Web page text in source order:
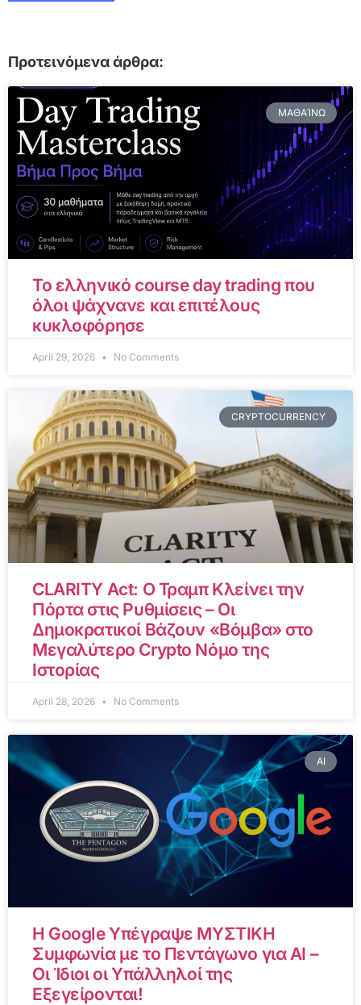
Προτεινόμενα άρθρα:
ΜΑΘΑΊΝΩ
Το ελληνικό course day trading που
όλοι ψάχνανε και επιτέλους
κυκλοφόρησε
April 29, 2026 No Comments
CRYPTOCURRENCY
CLARITY Act: Ο Τραμπ Κλείνει την
Πόρτα στις Ρυθμίσεις – Οι
Δημοκρατικοί Βάζουν «Βόμβα» στο
Μεγαλύτερο Crypto Νόμο της
Ιστορίας
April 28, 2026 No Comments
AI
Η Google Υπέγραψε ΜΥΣΤΙΚΗ
Συμφωνία με το Πεντάγωνο για AI –
Οι Ίδιοι οι Υπάλληλοί της
Εξεγείρονται!